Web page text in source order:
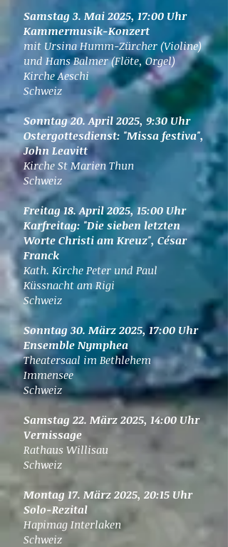
​Samstag 3. Mai 2025, 17:00 Uhr
Kammermusik-Konzert
mit Ursina Humm-Zürcher (Violine)
und Hans Balmer (Flöte, Orgel)
Kirche Aeschi
Schweiz
Sonntag 20. April 2025, 9:30 Uhr
Ostergottesdienst: "Missa festiva",
John Leavitt
Kirche St Marien Thun
Schweiz
Freitag 18. April 2025, 15:00 Uhr
Karfreitag: "Die sieben letzten
Worte Christi am Kreuz", César
Franck
Kath. Kirche Peter und Paul
Küssnacht am Rigi
Schweiz
Sonntag 30. März 2025, 17:00 Uhr
Ensemble Nymphea
Theatersaal im Bethlehem
Immensee
Schweiz
​Samstag 22. März 2025, 14:00 Uhr
Vernissage
Rathaus Willisau
Schweiz
Montag 17. März 2025, 20:15 Uhr
Solo-Rezital
Hapimag Interlaken
Schweiz